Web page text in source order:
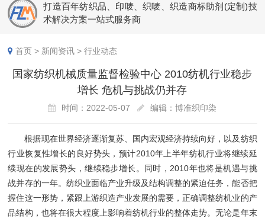
打造百年纺织品、印唛、织唛、织造商标助剂(定制)技
术解决方案一站式服务商
首页 > 新闻资讯 >行业动态
国家纺织机械质量监督检验中心 2010纺机行业稳步
增长 危机与挑战仍并存
时间：2022-05-07 编辑：博准织印染
根据现在世界经济逐渐复苏、国内宏观经济持续向好，以及纺织
行业恢复性增长的良好势头，预计2010年上半年纺机行业将继续延
续现在的发展势头，继续稳步增长。同时，2010年也将是机遇与挑
战并存的一年。纺织业面临产业升级及结构调整的紧迫任务，能否把
握住这一形势，紧跟上游织造产业发展的需要，正确调整纺机业的产
品结构，也将在很大程度上影响着纺机行业的整体走势。无论是年末